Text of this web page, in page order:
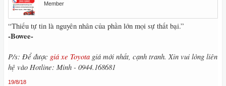
Member
“Thiếu tự tin là nguyên nhân của phần lớn mọi sự thất bại.”
-Bowee-
P/s: Để được giá xe Toyota giá mới nhất, cạnh tranh. Xin vui lòng liên
hệ vào Hotline: Minh - 0944.168681
19/8/18